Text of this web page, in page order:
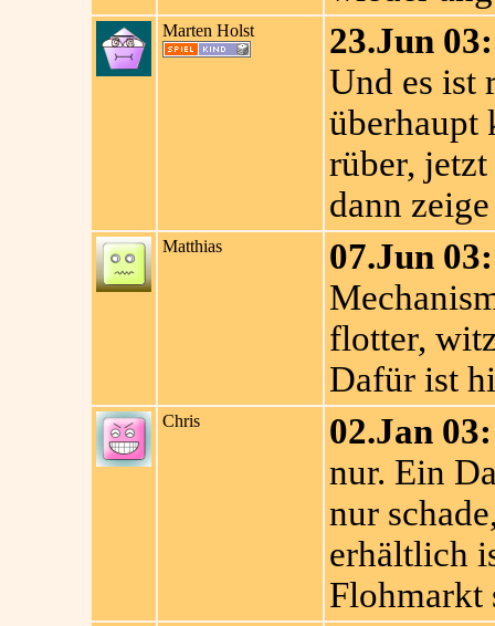
Marten Holst 23.Jun 03:
Und es ist
überhaupt
rüber,
dann
Matthias 07.Jun 03:
flotter,
Dafür ist
Chris 02.Jan 03:
nur. Ein
nur
erhältlich
Flohmarkt